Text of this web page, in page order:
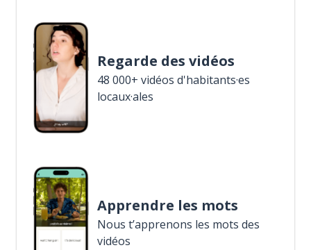
Regarde des vidéos
48 000+ vidéos d'habitants·es
locaux·ales
Apprendre les mots
Nous t’apprenons les mots des
vidéos